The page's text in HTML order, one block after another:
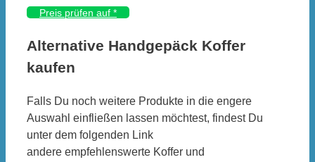
Preis prüfen auf *
Alternative Handgepäck Koffer
kaufen
Falls Du noch weitere Produkte in die engere
Auswahl einfließen lassen möchtest, findest Du
unter dem folgenden Link
andere empfehlenswerte Koffer und